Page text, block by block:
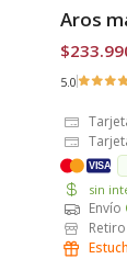
Envío
Aros
5.0
VISA
sin
Envío